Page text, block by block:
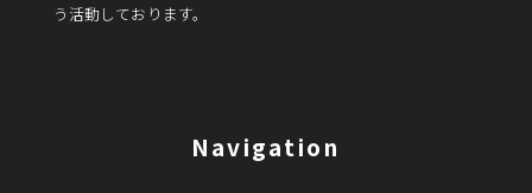
う活動しております。
Navigation